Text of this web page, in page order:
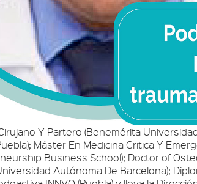
Y Partero (Benemérita
Máster En Medicina Critica Y
Business School); Doctor of
Autónoma De Barcelona);